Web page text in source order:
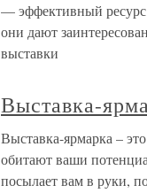
— эффективный ресурс
они дают
выставки
Выставка-
Выставка-ярмарка –
обитают ваши
посылает вам в руки,